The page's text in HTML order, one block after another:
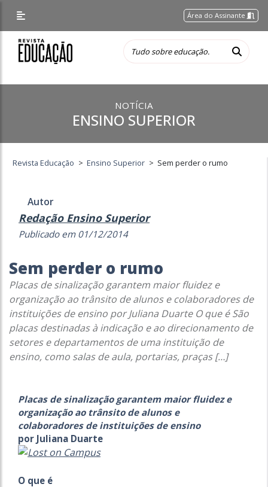
Área do Assinante
NOTÍCIA
ENSINO SUPERIOR
Revista Educação > Ensino Superior > Sem perder o rumo
Autor
Redação Ensino Superior
Publicado em 01/12/2014
Sem perder o rumo
Placas de sinalização garantem maior fluidez e
organização ao trânsito de alunos e colaboradores de
instituições de ensino por Juliana Duarte O que é São
placas destinadas à indicação e ao direcionamento de
setores e departamentos de uma instituição de
ensino, como salas de aula, portarias, praças […]
Placas de sinalização garantem maior fluidez e
organização ao trânsito de alunos e
colaboradores de instituições de ensino
por Juliana Duarte
O que é